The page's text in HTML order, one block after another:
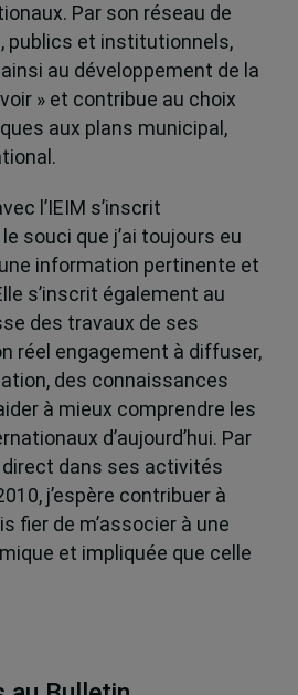
Par son réseau de
publics et institutionnels,
au développement de la
» et contribue au choix
aux plans municipal,
l’IEIM s’inscrit
souci que j’ai toujours eu
information pertinente et
s’inscrit également au
des travaux de ses
réel engagement à diffuser,
des connaissances
à mieux comprendre les
d’aujourd’hui. Par
dans ses activités
j’espère contribuer à
fier de m’associer à une
et impliquée que celle